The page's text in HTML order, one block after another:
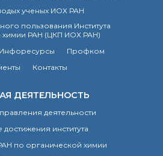
ученых ИОХ РАН
пользования Института
химии РАН (ЦКП ИОХ РАН)
Инфоресурсы
Профком
Контакты
ДЕЯТЕЛЬНОСТЬ
деятельности
института
по органической химии